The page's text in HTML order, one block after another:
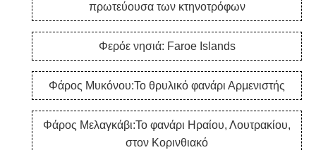
πρωτεύουσα των κτηνοτρόφων
Φερόε νησιά: Faroe Islands
Φάρος Μυκόνου:Το θρυλικό φανάρι Αρμενιστής
Φάρος Μελαγκάβι:Το φανάρι Ηραίου, Λουτρακίου,
στον Κορινθιακό